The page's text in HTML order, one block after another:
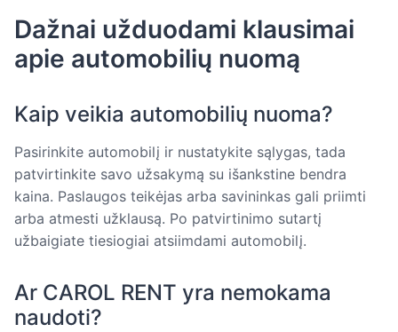
Dažnai užduodami klausimai
apie automobilių nuomą
Kaip veikia automobilių nuoma?
Pasirinkite automobilį ir nustatykite sąlygas, tada
patvirtinkite savo užsakymą su išankstine bendra
kaina. Paslaugos teikėjas arba savininkas gali priimti
arba atmesti užklausą. Po patvirtinimo sutartį
užbaigiate tiesiogiai atsiimdami automobilį.
Ar CAROL RENT yra nemokama
naudoti?